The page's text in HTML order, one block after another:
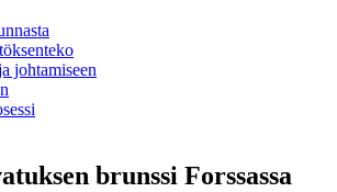
johtamiseen
brunssi Forssassa